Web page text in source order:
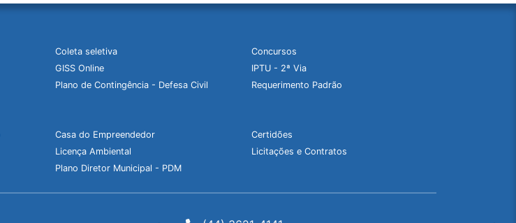
Coleta seletiva
Concursos
GISS Online
IPTU - 2ª Via
Plano de Contingência - Defesa Civil Requerimento Padrão
Casa do Empreendedor
Certidões
Licença Ambiental
Licitações e Contratos
Plano Diretor Municipal - PDM